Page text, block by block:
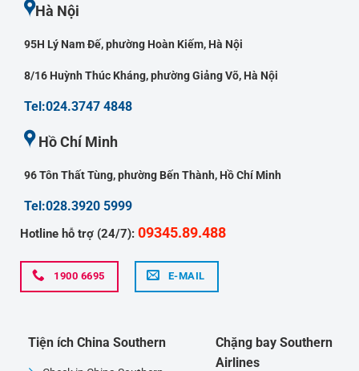
Hà Nội
95H Lý Nam Đế, phường Hoàn Kiếm, Hà Nội
8/16 Huỳnh Thúc Kháng, phường Giảng Võ, Hà Nội
Tel:024.3747 4848
Hồ Chí Minh
96 Tôn Thất Tùng, phường Bến Thành, Hồ Chí Minh
Tel:028.3920 5999
Hotline hỗ trợ (24/7): 09345.89.488
1900 6695 E-MAIL
Tiện ích China Southern
Chặng bay Southern
Airlines